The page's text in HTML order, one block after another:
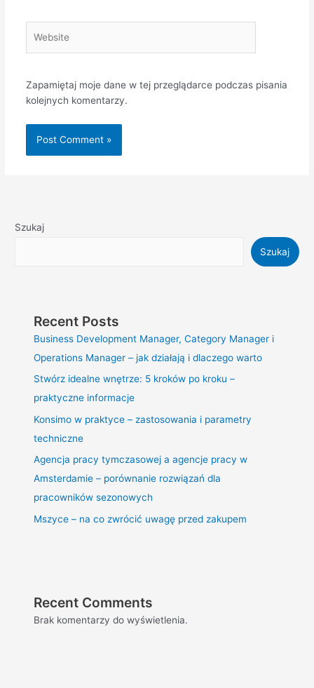
Zapamiętaj moje dane w tej przeglądarce podczas pisania
kolejnych komentarzy.
Szukaj
Szukaj
Recent Posts
Business Development Manager, Category Manager i
Operations Manager – jak działają i dlaczego warto
Stwórz idealne wnętrze: 5 kroków po kroku –
praktyczne informacje
Konsimo w praktyce – zastosowania i parametry
techniczne
Agencja pracy tymczasowej a agencje pracy w
Amsterdamie – porównanie rozwiązań dla
pracowników sezonowych
Mszyce – na co zwrócić uwagę przed zakupem
Recent Comments
Brak komentarzy do wyświetlenia.